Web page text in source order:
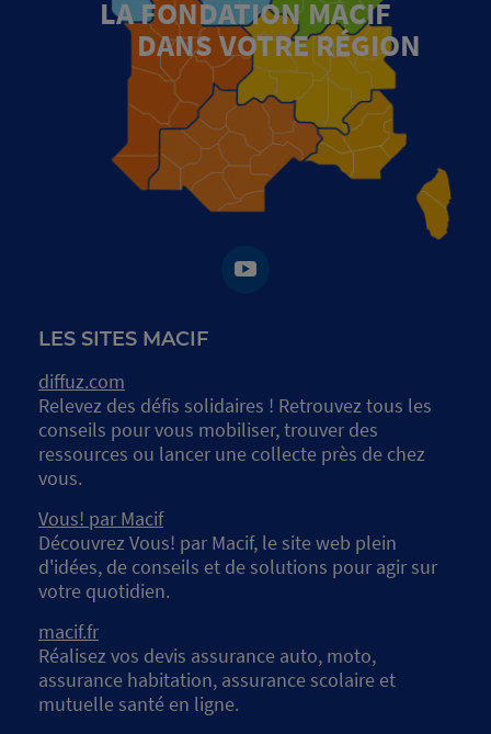
LES SITES MACIF
diffuz.com
Relevez des défis solidaires ! Retrouvez tous les
conseils pour vous mobiliser, trouver des
ressources ou lancer une collecte près de chez
vous.
Vous! par Macif
Découvrez Vous! par Macif, le site web plein
d'idées, de conseils et de solutions pour agir sur
votre quotidien.
macif.fr
Réalisez vos devis assurance auto, moto,
assurance habitation, assurance scolaire et
mutuelle santé en ligne.
LA FONDATION MACIF
DANS VOTRE RÉGION